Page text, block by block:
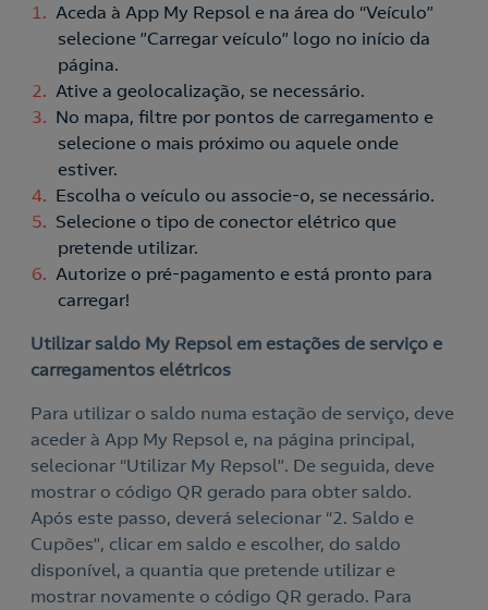
Aceda à App My Repsol e na área do “Veículo”
selecione ”Carregar veículo” logo no início da
página.
Ative a geolocalização, se necessário.
No mapa, filtre por pontos de carregamento e
selecione o mais próximo ou aquele onde
estiver.
Escolha o veículo ou associe-o, se necessário.
Selecione o tipo de conector elétrico que
pretende utilizar.
Autorize o pré-pagamento e está pronto para
carregar!
Utilizar saldo My Repsol em estações de serviço e
carregamentos elétricos
Para utilizar o saldo numa estação de serviço, deve
aceder à App My Repsol e, na página principal,
selecionar “Utilizar My Repsol”. De seguida, deve
mostrar o código QR gerado para obter saldo.
Após este passo, deverá selecionar “2. Saldo e
Cupões”, clicar em saldo e escolher, do saldo
disponível, a quantia que pretende utilizar e
mostrar novamente o código QR gerado. Para